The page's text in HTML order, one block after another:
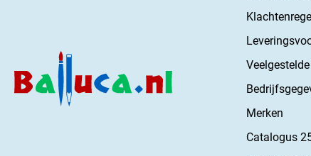
Merken
Catalogus